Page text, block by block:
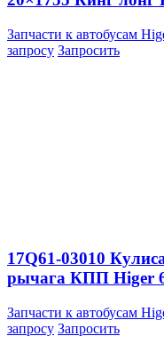
Запчасти к автобусам
запросу Запросить
17Q61-03010
рычага КПП Higer
Запчасти к автобусам
запросу Запросить